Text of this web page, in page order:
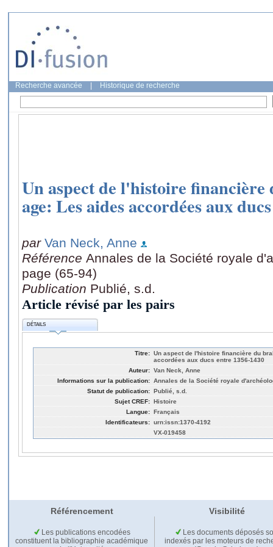
Recherche avancée Historique de recherche
Un aspect de l'histoire financière
age: Les aides accordées aux
par Van Neck, Anne
Référence Annales de la Société royale
page (65-94)
Publication Publié, s.d.
Article révisé par les pairs
DÉTAILS
Titre: Un aspect de l'histoire financière du
accordées aux ducs entre 1356-1430
Auteur: Van Neck, Anne
Informations sur la publication: Annales de la Société royale
Statut de publication: Publié, s.d.
Sujet CREF: Histoire
Langue: Français
Identificateurs: urn:issn:1370-4192
VX-019458
Référencement Visibilité
Les publications encodées
constituent la bibliographie académique
Les documents déposés
indexés par les moteurs de